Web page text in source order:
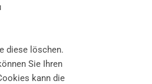
diese löschen.
Sie Ihren
kann die